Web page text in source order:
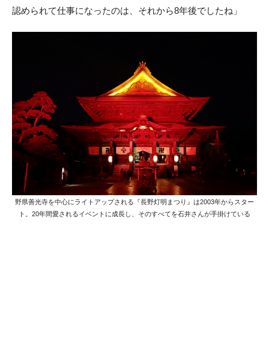
認められて仕事になったのは、それから8年後でしたね」
野県善光寺を中心にライトアップされる『長野灯明まつり』は2003年からスター
ト。20年間愛されるイベントに成長し、そのすべてを石井さんが手掛けている